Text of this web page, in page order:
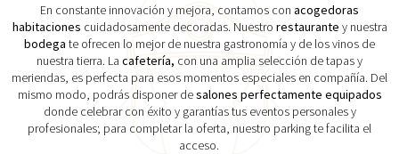
En constante innovación y mejora, contamos con acogedoras
habitaciones cuidadosamente decoradas. Nuestro restaurante y nuestra
bodega te ofrecen lo mejor de nuestra gastronomía y de los vinos de
nuestra tierra. La cafetería, con una amplia selección de tapas y
meriendas, es perfecta para esos momentos especiales en compañía. Del
mismo modo, podrás disponer desalones perfectamente equipados
donde celebrar con éxito y garantías tus eventos personales y
profesionales; para completar la oferta, nuestro parking te facilita el
acceso.